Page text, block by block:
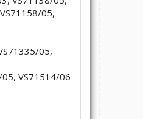
05,
05,
VS71514/06